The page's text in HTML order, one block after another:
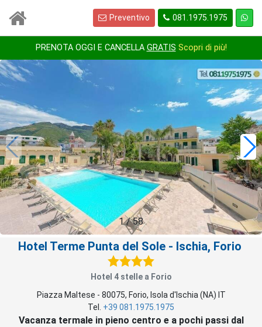
Preventivo 081.1975.1975
PRENOTA OGGI E CANCELLA GRATIS Scopri di più!
1/58
Hotel Terme Punta del Sole- Ischia, Forio
Hotel 4 stelle a Forio
Piazza Maltese - 80075, Forio, Isola d'Ischia (NA) IT
Tel. +39 081.1975.1975
Vacanza termale in pieno centro e a pochi passi dal